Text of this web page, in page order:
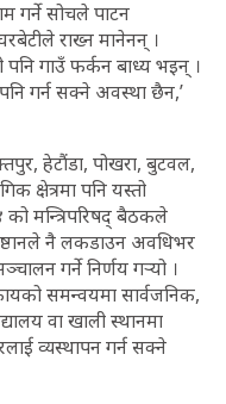
गर्ने सोचले पाटन
राख्न मानेनन् ।
पनि गाउँ फर्कन बाध्य भइन् ।
गर्न सक्ने अवस्था छैन,’
हेटौंडा, पोखरा, बुटवल,
क्षेत्रमा पनि यस्तो
मन्त्रिपरिषद् बैठकले
नै लकडाउन अवधिभर
गर्ने निर्णय गर्‍यो ।
समन्वयमा सार्वजनिक,
वा खाली स्थानमा
व्यस्थापन गर्न सक्ने